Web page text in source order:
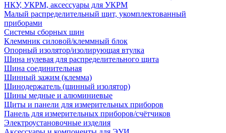
НКУ, УКРМ, аксессуары для УКРМ
Малый распределительный щит, укомплектованный
приборами
Системы сборных шин
Клеммник силовой/клеммный блок
Опорный изолятор/изолирующая втулка
Шина нулевая для распределительного щита
Шина соединительная
Шинный зажим (клемма)
Шинодержатель (шинный изолятор)
Шины медные и алюминиевые
Щиты и панели для измерительных приборов
Панель для измерительных приборов/счётчиков
Электроустановочные изделия